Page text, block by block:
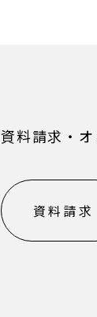
資料請求・オ
資料請求